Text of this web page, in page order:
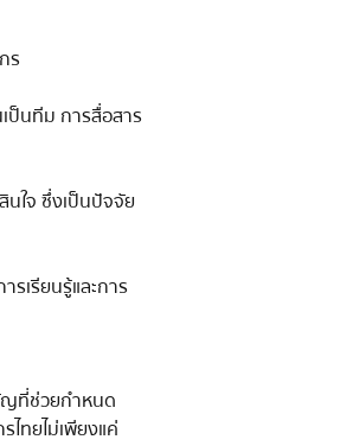
ร
ป็นทีม การสื่อสาร
ใจ ซึ่งเป็นปัจจัย
เรียนรู้และการ
ญที่ช่วยกำหนด
ทยไม่เพียงแค่